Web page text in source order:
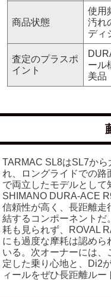
商品状態
使用
汚れ
ディ
査定のプラスポ
イント
ール
美品
TARMAC SL8はSL7か
れ、ロングライドでの路
で両立したモデルとして
SHIMANO DURA-ACE
信頼性が高く、長距離走
結するコンポーネントだ
耗も見られず、ROVAL
にも過度な摩耗は認めら
いる。次オーナーには
定した乗り心地と、Di2
ィールをぜひ長距離ルー